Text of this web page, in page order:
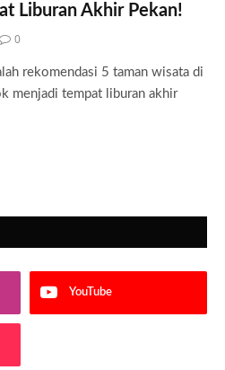
Liburan Akhir Pekan!
0
rekomendasi 5 taman wisata di
menjadi tempat liburan akhir
YouTube